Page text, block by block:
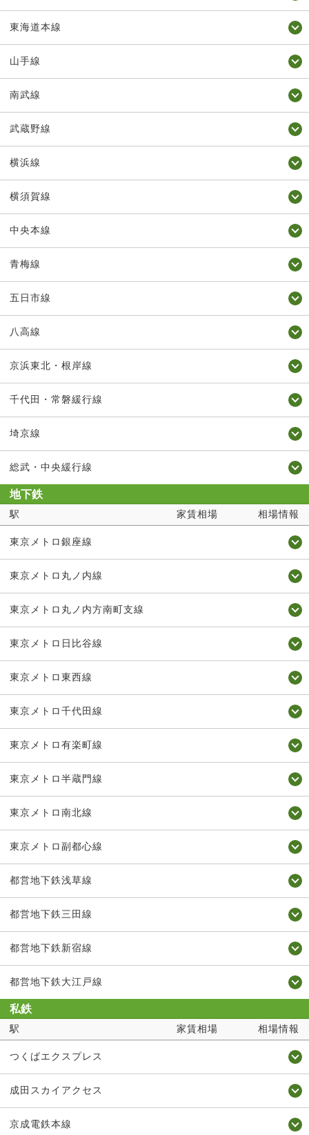
東海道本線
山手線
南武線
武蔵野線
横浜線
横須賀線
中央本線
青梅線
五日市線
八高線
京浜東北・根岸線
千代田・常磐緩行線
埼京線
総武・中央緩行線
地下鉄
駅 家賃相場 相場情報
東京メトロ銀座線
東京メトロ丸ノ内線
東京メトロ丸ノ内方南町支線
東京メトロ日比谷線
東京メトロ東西線
東京メトロ千代田線
東京メトロ有楽町線
東京メトロ半蔵門線
東京メトロ南北線
東京メトロ副都心線
都営地下鉄浅草線
都営地下鉄三田線
都営地下鉄新宿線
都営地下鉄大江戸線
私鉄
駅 家賃相場 相場情報
つくばエクスプレス
成田スカイアクセス
京成電鉄本線